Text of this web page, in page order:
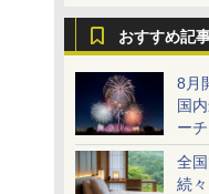
おすすめ記
8月
国
ー
ど
全
続